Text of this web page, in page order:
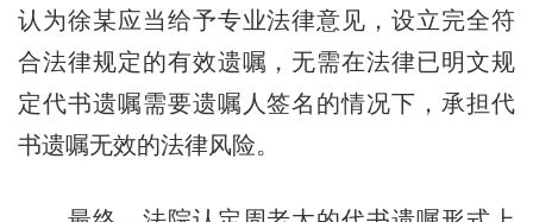
认为徐某应当给予专业法律意见，设立完全符
合法律规定的有效遗嘱，无需在法律已明文规
定代书遗嘱需要遗嘱人签名的情况下，承担代
书遗嘱无效的法律风险。